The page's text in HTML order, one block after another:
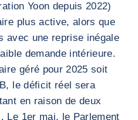
Yoon depuis 2022)
plus active, alors que
avec une reprise inégale
demande intérieure.
géré pour 2025 soit
le déficit réel sera
en raison de deux
Le 1er mai, le Parlement